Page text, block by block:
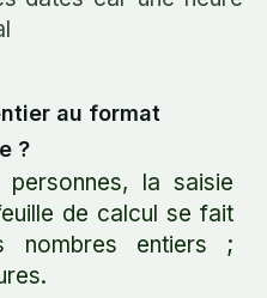
au format
?
la saisie
de calcul se fait
nombres entiers ;